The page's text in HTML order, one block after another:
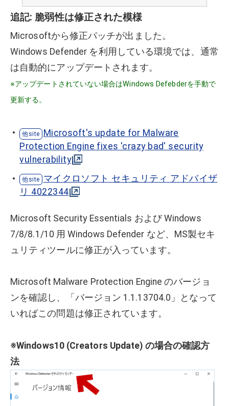
追記: 脆弱性は修正された模様
Microsoftから修正パッチが出ました。
Windows Defender を利用している環境では、通常
は自動的にアップデートされます。
※アップデートされていない場合はWindows Defebderを手動で
更新する。
Microsoft's update for Malware
Protection Engine fixes 'crazy bad' security
vulnerability
マイクロソフト セキュリティ アドバイザ
リ 4022344
Microsoft Security Essentials および Windows
7/8/8.1/10 用 Windows Defender など、MS製セキ
ュリティツールに修正が入っています。
Microsoft Malware Protection Engine のバージョ
ンを確認し、「バージョン 1.1.13704.0」となって
いればこの問題は修正されています。
※Windows10 (Creators Update) の場合の確認方
法